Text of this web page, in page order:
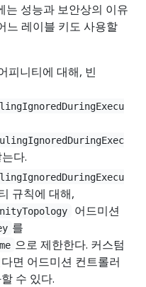
는 성능과 보안상의 이유
느 레이블 키도 사용할
피니티에 대해, 빈
다.
규칙에 대해,
어드미션
를
으로 제한한다. 커스텀
면 어드미션 컨트롤러
수 있다.